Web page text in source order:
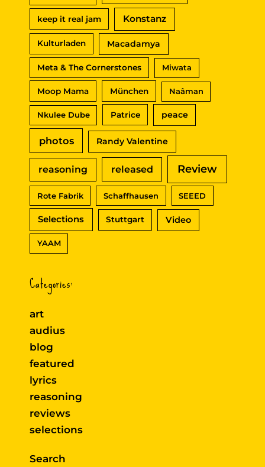
keep it real jam Konstanz
Kulturladen Macadamya
Meta & The Cornerstones Miwata
Moop Mama München Naâman
Nkulee Dube Patrice peace
photos Randy Valentine
reasoning released Review
Rote Fabrik Schaffhausen SEEED
Selections Stuttgart Video
YAAM
Categories:
art
audius
blog
featured
lyrics
reasoning
reviews
selections
Search